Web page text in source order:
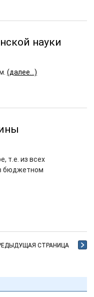
науки
(далее…)
т.е. из всех
бюджетном
СТРАНИЦА